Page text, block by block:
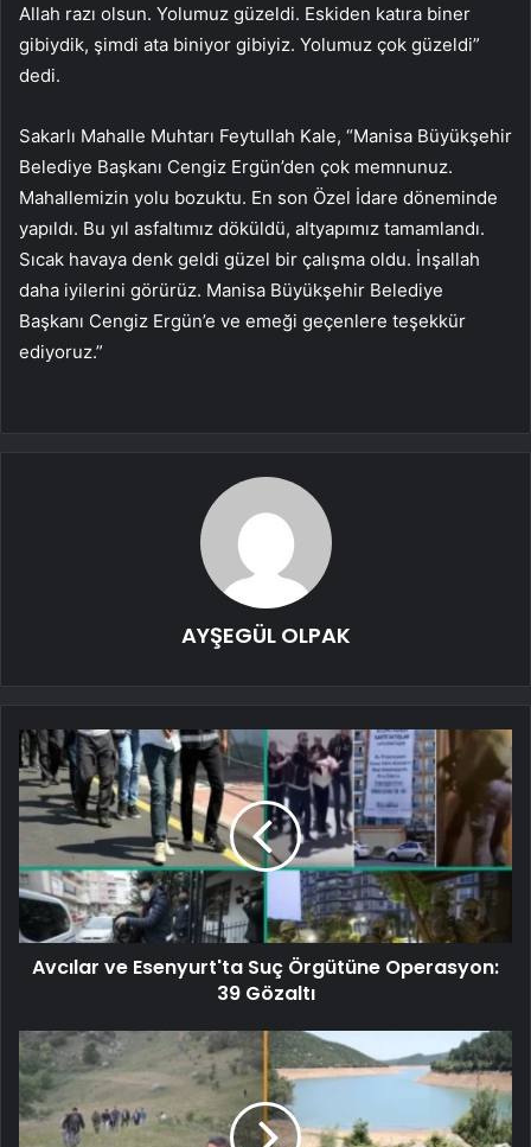
Allah razı olsun. Yolumuz güzeldi. Eskiden katıra biner
gibiydik, şimdi ata biniyor gibiyiz. Yolumuz çok güzeldi”
dedi.
Sakarlı Mahalle Muhtarı Feytullah Kale, “Manisa Büyükşehir
Belediye Başkanı Cengiz Ergün’den çok memnunuz.
Mahallemizin yolu bozuktu. En son Özel İdare döneminde
yapıldı. Bu yıl asfaltımız döküldü, altyapımız tamamlandı.
Sıcak havaya denk geldi güzel bir çalışma oldu. İnşallah
daha iyilerini görürüz. Manisa Büyükşehir Belediye
Başkanı Cengiz Ergün’e ve emeği geçenlere teşekkür
ediyoruz.”
AYŞEGÜL OLPAK
Avcılar ve Esenyurt'ta Suç Örgütüne Operasyon:
39 Gözaltı